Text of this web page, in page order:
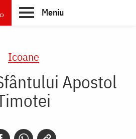
Meniu
Icoane
Apostol